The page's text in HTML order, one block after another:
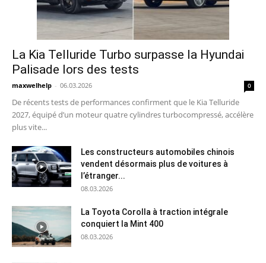
La Kia Telluride Turbo surpasse la Hyundai
Palisade lors des tests
maxwelhelp - 06.03.2026 0
De récents tests de performances confirment que le Kia Telluride
2027, équipé d’un moteur quatre cylindres turbocompressé, accélère
plus vite...
Les constructeurs automobiles chinois
vendent désormais plus de voitures à
l’étranger...
08.03.2026
La Toyota Corolla à traction intégrale
conquiert la Mint 400
08.03.2026